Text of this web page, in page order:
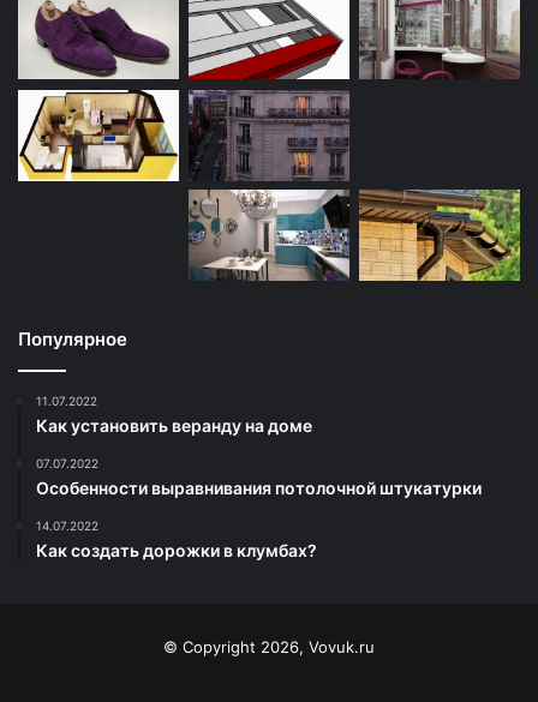
Популярное
11.07.2022
Как установить веранду на доме
07.07.2022
Особенности выравнивания потолочной штукатурки
14.07.2022
Как создать дорожки в клумбах?
© Copyright 2026, Vovuk.ru